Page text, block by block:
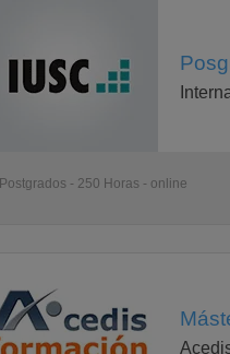
Postgrados - 250 Horas - online